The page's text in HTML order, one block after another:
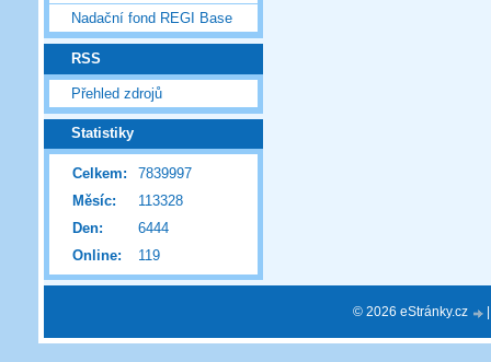
Nadační fond REGI Base
RSS
Přehled zdrojů
Statistiky
Online: 119
Celkem:
7839997
Měsíc:
113328
Den:
6444
© 2026 eStránky.cz